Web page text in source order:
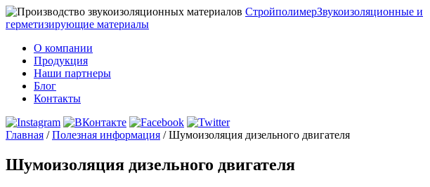
СтройполимерЗвукоизоляционные и
герметизирующие материалы
О компании
Продукция
Наши партнеры
Блог
Контакты
Главная /Полезная информация /Шумоизоляция дизельного двигателя
Шумоизоляция дизельного двигателя